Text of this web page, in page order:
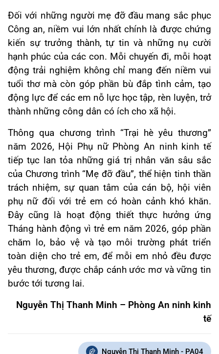
Đối với những người mẹ đỡ đầu mang sắc phục
Công an, niềm vui lớn nhất chính là được chứng
kiến sự trưởng thành, tự tin và những nụ cười
hạnh phúc của các con. Mỗi chuyến đi, mỗi hoạt
động trải nghiệm không chỉ mang đến niềm vui
tuổi thơ mà còn góp phần bù đắp tình cảm, tạo
động lực để các em nỗ lực học tập, rèn luyện, trở
thành những công dân có ích cho xã hội.
Thông qua chương trình “Trại hè yêu thương”
năm 2026, Hội Phụ nữ Phòng An ninh kinh tế
tiếp tục lan tỏa những giá trị nhân văn sâu sắc
của Chương trình “Mẹ đỡ đầu”, thể hiện tinh thần
trách nhiệm, sự quan tâm của cán bộ, hội viên
phụ nữ đối với trẻ em có hoàn cảnh khó khăn.
Đây cũng là hoạt động thiết thực hưởng ứng
Tháng hành động vì trẻ em năm 2026, góp phần
chăm lo, bảo vệ và tạo môi trường phát triển
toàn diện cho trẻ em, để mỗi em nhỏ đều được
yêu thương, được chắp cánh ước mơ và vững tin
bước tới tương lai.
Nguyễn Thị Thanh Minh – Phòng An ninh kinh
tế
Nguyễn Thị Thanh Minh - PA04